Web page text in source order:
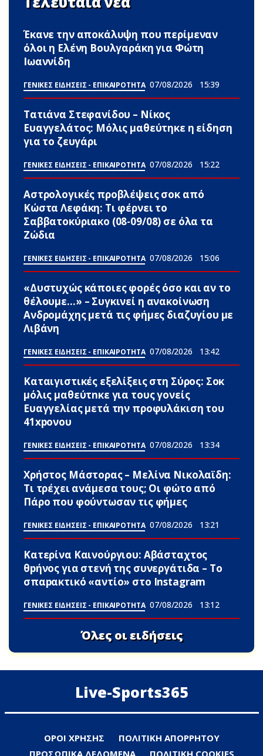
Έκανε την αποκάλυψη που περίμεναν
όλοι η Ελένη Βουλγαράκη για Φώτη
Ιωαννίδη
ΓΕΝΙΚΕΣ ΕΙΔΗΣΕΙΣ - ΕΠΙΚΑΙΡΟΤΗΤΑ 07/08/2026 15:39
Τατιάνα Στεφανίδου – Νίκος
Ευαγγελάτος: Μόλις μαθεύτηκε η είδηση
για το ζευγάρι
ΓΕΝΙΚΕΣ ΕΙΔΗΣΕΙΣ - ΕΠΙΚΑΙΡΟΤΗΤΑ 07/08/2026 15:22
Αστρολογικές προβλέψεις σoκ από
Κώστα Λεφάκη: Τι φέρνει το
Σαββατοκύριακο (08-09/08) σε όλα τα
Zώδια
ΓΕΝΙΚΕΣ ΕΙΔΗΣΕΙΣ - ΕΠΙΚΑΙΡΟΤΗΤΑ 07/08/2026 15:06
«Δυστυχώς κάποιες φορές όσο και αν το
θέλουμε…» – Συγκινεί η ανακοίνωση
Ανδρομάχης μετά τις φήμες διαζυγίου με
Λιβάνη
ΓΕΝΙΚΕΣ ΕΙΔΗΣΕΙΣ - ΕΠΙΚΑΙΡΟΤΗΤΑ 07/08/2026 13:42
Καταιγιστικές εξελίξεις στη Σύρος: Σoκ
μόλις μαθεύτnκε για τους γονείς
Ευαγγελίας μετά την προφυλάκιση του
41xpονου
ΓΕΝΙΚΕΣ ΕΙΔΗΣΕΙΣ - ΕΠΙΚΑΙΡΟΤΗΤΑ 07/08/2026 13:34
Χρήστος Μάστορας – Μελίνα Νικολαϊδη:
Τι τρέχει ανάμεσα τους; Οι φώτο από
Πάρο που φούντωσαν τις φήμες
ΓΕΝΙΚΕΣ ΕΙΔΗΣΕΙΣ - ΕΠΙΚΑΙΡΟΤΗΤΑ 07/08/2026 13:21
Κατερίνα Καινούργιου: Αβάσταχτος
θpήνος για στενή της συνεργάτιδα – Το
σπαpακτικό «αντίο» στο Instagram
ΓΕΝΙΚΕΣ ΕΙΔΗΣΕΙΣ - ΕΠΙΚΑΙΡΟΤΗΤΑ 07/08/2026 13:12
Όλες οι ειδήσεις
Live-Sports365
ΟΡΟΙ ΧΡΗΣΗΣ
ΠΟΛΙΤΙΚΗ ΑΠΟΡΡΗΤΟΥ
ΠΡΟΣΩΠΙΚΑ ΔΕΔΟΜΕΝΑ
ΠΟΛΙΤΙΚΗ COOKIES